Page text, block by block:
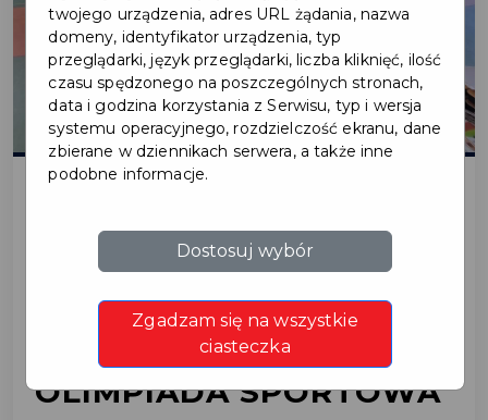
RADOŚĆ, RUCH I
RYWALIZACJA –
OLIMPIADA SPORTOWA
twojego urządzenia, adres URL żądania, nazwa
domeny, identyfikator urządzenia, typ
przeglądarki, język przeglądarki, liczba kliknięć, ilość
czasu spędzonego na poszczególnych stronach,
data i godzina korzystania z Serwisu, typ i wersja
systemu operacyjnego, rozdzielczość ekranu, dane
zbierane w dziennikach serwera, a także inne
podobne informacje.
Dostosuj wybór
Zgadzam się na wszystkie
ciasteczka